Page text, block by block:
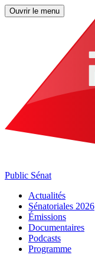
Ouvrir le menu
Public Sénat
Actualités
Sénatoriales 2026
Émissions
Documentaires
Podcasts
Programme